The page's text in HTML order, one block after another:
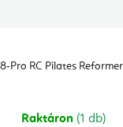
Pro RC Pilates
Raktáron (1 db)